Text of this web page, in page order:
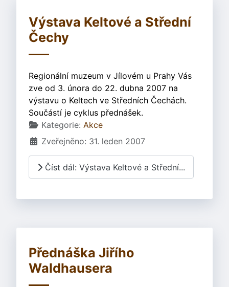
Výstava Keltové a Střední
Čechy
Regionální muzeum v Jílovém u Prahy Vás
zve od 3. února do 22. dubna 2007 na
výstavu o Keltech ve Středních Čechách.
Součástí je cyklus přednášek.
Základní údaje
Kategorie: Akce
Zveřejněno: 31. leden 2007
Číst dál: Výstava Keltové a Střední...
Přednáška Jiřího
Waldhausera